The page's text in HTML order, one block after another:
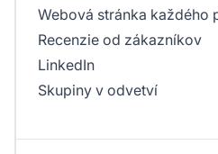
Webová stránka každého
Recenzie od zákazníkov
LinkedIn
Skupiny v odvetví